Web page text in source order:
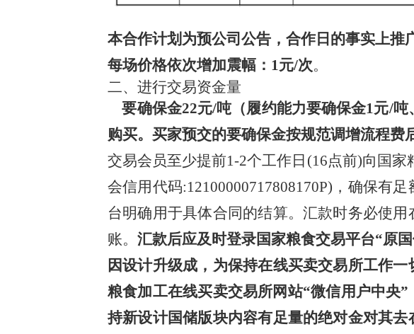
本合作计划为预公司公告，合作日的事实上推
每场价格依次增加震幅：1元/次。
二、进行交易资金量
要确保金22元/吨（履约能力要确保金1元/
购买。买家预交的要确保金按规范调增流程费
交易会员至少提前1-2个工作日(16点前)向国
会信用代码:12100000717808170P)，确保有
台明确用于具体合同的结算。汇款时务必使
账。 汇款后应及时登录国家粮食交易平台“原
因设计升级成，为保持在线买卖交易所工作
粮食加工在线买卖交易所网站“微信用户中央
持新设计国储版块内容有足量的绝对金对其